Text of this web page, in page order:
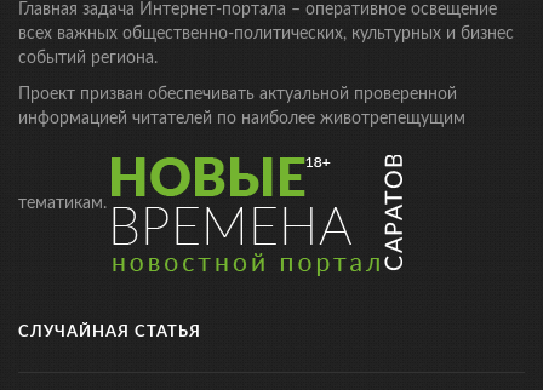
Главная задача Интернет-портала – оперативное освещение
всех важных общественно-политических, культурных и бизнес
событий региона.
Проект призван обеспечивать актуальной проверенной
информацией читателей по наиболее животрепещущим
тематикам.
СЛУЧАЙНАЯ СТАТЬЯ